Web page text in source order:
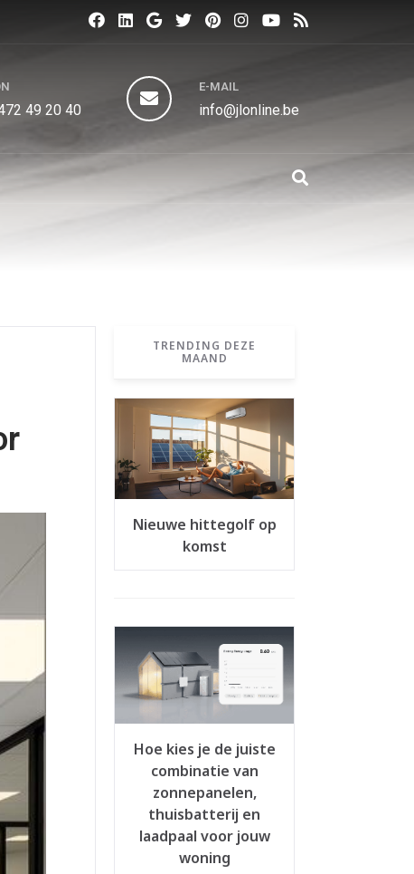
49 20 40
E-MAIL
info@jlonline.be
TRENDING DEZE
MAAND
Nieuwe hittegolf op
komst
Hoe kies je de juiste
combinatie van
zonnepanelen,
thuisbatterij en
laadpaal voor jouw
woning